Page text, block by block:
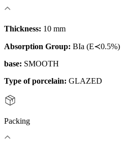
Thickness: 10 mm
Absorption Group: BIa (E≺0.5%)
base: SMOOTH
Type of porcelain: GLAZED
Packing